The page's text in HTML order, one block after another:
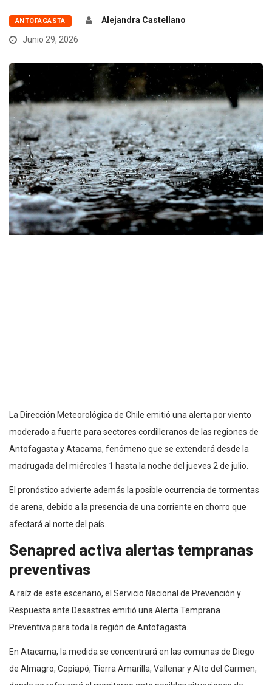
ANTOFAGASTA
Alejandra Castellano
Junio 29, 2026
La Dirección Meteorológica de Chile emitió una alerta por viento
moderado a fuerte para sectores cordilleranos de las regiones de
Antofagasta y Atacama, fenómeno que se extenderá desde la
madrugada del miércoles 1 hasta la noche del jueves 2 de julio.
El pronóstico advierte además la posible ocurrencia de tormentas
de arena, debido a la presencia de una corriente en chorro que
afectará al norte del país.
Senapred activa alertas tempranas
preventivas
A raíz de este escenario, el Servicio Nacional de Prevención y
Respuesta ante Desastres emitió una Alerta Temprana
Preventiva para toda la región de Antofagasta.
En Atacama, la medida se concentrará en las comunas de Diego
de Almagro, Copiapó, Tierra Amarilla, Vallenar y Alto del Carmen,